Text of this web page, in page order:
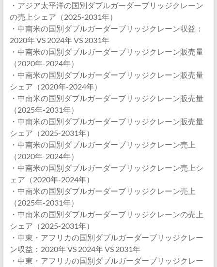
・アジア太平洋の国別ダブルガーダーブリッジクレーン
の売上シェア（2025-2031年）
・中南米の国別ダブルガーダーブリッジクレーン収益：
2020年 VS 2024年 VS 2031年
・中南米の国別ダブルガーダーブリッジクレーン販売量
（2020年-2024年）
・中南米の国別ダブルガーダーブリッジクレーン販売量
シェア（2020年-2024年）
・中南米の国別ダブルガーダーブリッジクレーン販売量
（2025年-2031年）
・中南米の国別ダブルガーダーブリッジクレーン販売量
シェア（2025-2031年）
・中南米の国別ダブルガーダーブリッジクレーン売上
（2020年-2024年）
・中南米の国別ダブルガーダーブリッジクレーン売上シ
ェア（2020年-2024年）
・中南米の国別ダブルガーダーブリッジクレーン売上
（2025年-2031年）
・中南米の国別ダブルガーダーブリッジクレーンの売上
シェア（2025-2031年）
・中東・アフリカの国別ダブルガーダーブリッジクレー
ン収益：2020年 VS 2024年 VS 2031年
・中東・アフリカの国別ダブルガーダーブリッジクレー